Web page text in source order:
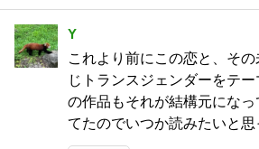
Y
これより前にこの恋と、そ
じトランスジェンダーをテ
の作品もそれが結構元にな
てたのでいつか読みたいと思